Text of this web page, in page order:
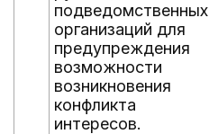
подведомственных
организаций для
предупреждения
возможности
возникновения
конфликта
интересов.